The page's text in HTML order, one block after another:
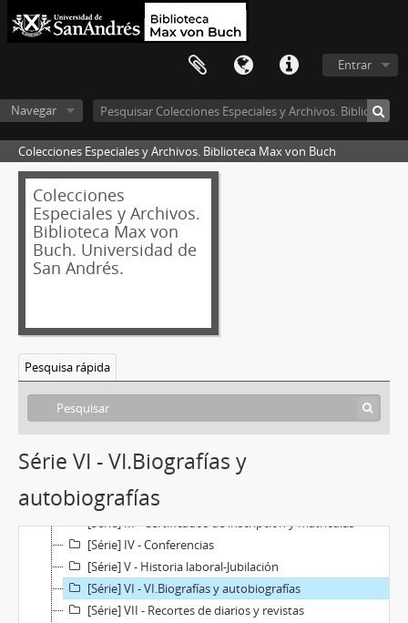
Entrar
Navegar
Colecciones Especiales y Archivos. Biblioteca Max von Buch
Colecciones
Especiales y Archivos.
Biblioteca Max von
Buch. Universidad de
San Andrés.
Pesquisa rápida
Série VI - VI.Biografías y
autobiografías
[Arquivo] 2001/4 - Cecilia Grierson
[Série] I - Correspondencia
[Série] II - Copiador de cartas
[Série] III - Certificados de inscripción y matrículas
[Série] IV - Conferencias
[Série] V - Historia laboral-Jubilación
[Série] VI - VI.Biografías y autobiografías
[Série] VII - Recortes de diarios y revistas